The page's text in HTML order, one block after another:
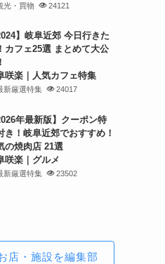
光・買物 24121
】岐阜近郊 今日行きた
カフェ25選 まとめて大公
咲楽｜人気カフェ特集
新厳選特集 24017
年最新版】クーポン特
き！岐阜近郊でおすすめ！
の焼肉店 21選
咲楽｜グルメ
新厳選特集 23502
店・施設を編集部